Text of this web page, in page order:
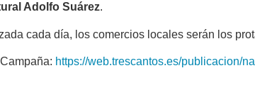
Adolfo Suárez.
cada día, los comercios locales serán los
https://web.trescantos.es/publicacion/